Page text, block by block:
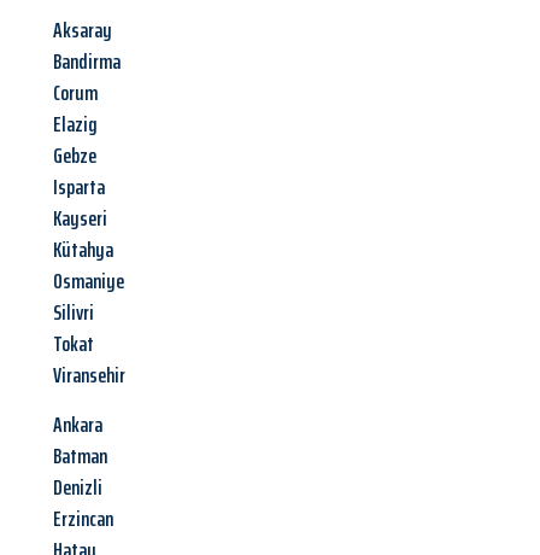
Aksaray
Bandirma
Corum
Elazig
Gebze
Isparta
Kayseri
Kütahya
Osmaniye
Silivri
Tokat
Viransehir
Ankara
Batman
Denizli
Erzincan